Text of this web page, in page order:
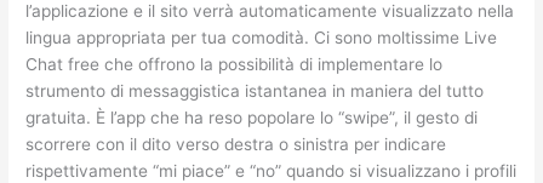
l’applicazione e il sito verrà automaticamente visualizzato nella
lingua appropriata per tua comodità. Ci sono moltissime Live
Chat free che offrono la possibilità di implementare lo
strumento di messaggistica istantanea in maniera del tutto
gratuita. È l’app che ha reso popolare lo “swipe”, il gesto di
scorrere con il dito verso destra o sinistra per indicare
rispettivamente “mi piace” e “no” quando si visualizzano i profili